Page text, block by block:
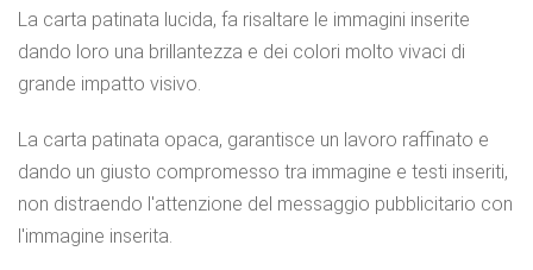
La carta patinata lucida, fa risaltare le immagini inserite
dando loro una brillantezza e dei colori molto vivaci di
grande impatto visivo.
La carta patinata opaca, garantisce un lavoro raffinato e
dando un giusto compromesso tra immagine e testi inseriti,
non distraendo l'attenzione del messaggio pubblicitario con
l'immagine inserita.